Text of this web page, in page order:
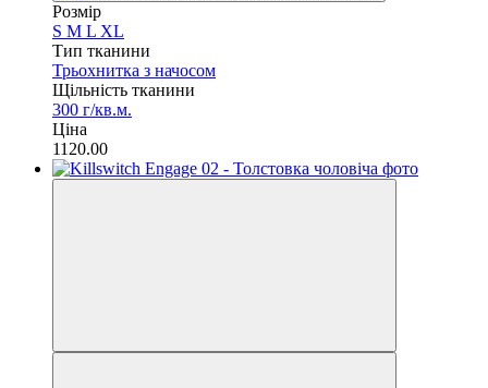
Розмір
S M L XL
Тип тканини
Трьохнитка з начосом
Щільність тканини
300 г/кв.м.
Ціна
1120.00